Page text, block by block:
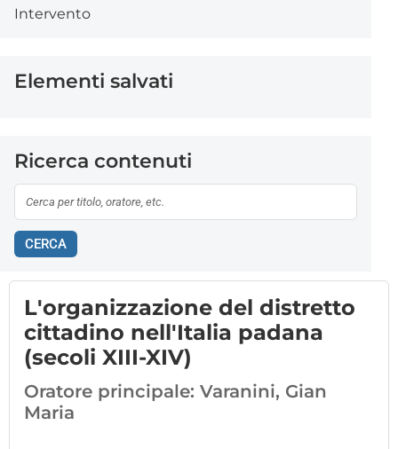
Intervento
Elementi salvati
Ricerca contenuti
CERCA
L'organizzazione del distretto
cittadino nell'Italia padana
(secoli XIII-XIV)
Oratore principale: Varanini, Gian
Maria